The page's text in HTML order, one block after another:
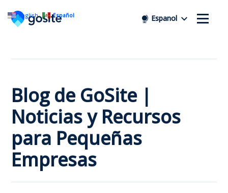
Espanol
Blog de GoSite |
Noticias y Recursos
para Pequeñas
Empresas
English Español